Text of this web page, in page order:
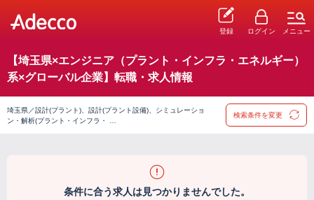
登録 ログイン メニュー
【埼玉県×エンジニア（プラント・インフラ・エネルギー）
系×グローバル企業】転職・求人情報
埼玉県／設計(プラント)、設計(プラント設備)、シミュレーショ
ン・解析(プラント・インフラ・ …
検索条件を変更
条件に合う求人は見つかりませんでした。